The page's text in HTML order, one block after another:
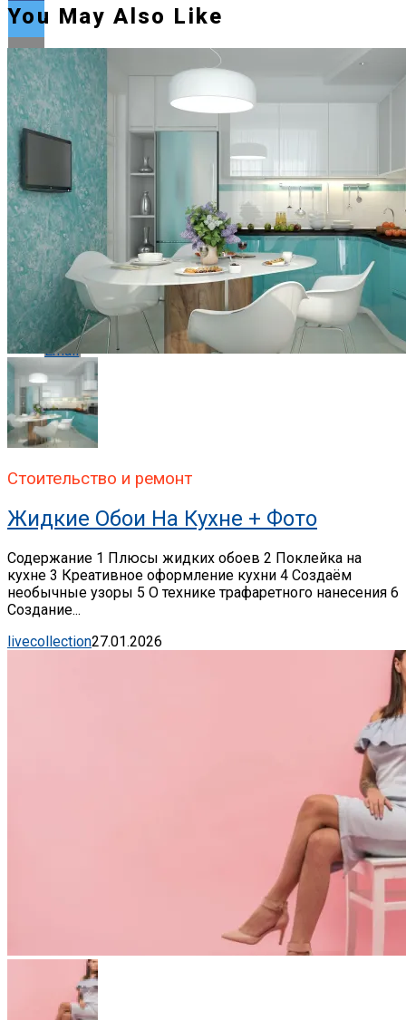
Flipboard
Reddit
Pinterest
Whatsapp
Whatsapp
Email
You May Also Like
Стоительство и ремонт
Жидкие Обои На Кухне + Фото
Содержание 1 Плюсы жидких обоев 2 Поклейка на
кухне 3 Креативное оформление кухни 4 Создаём
необычные узоры 5 О технике трафаретного нанесения 6
Создание...
livecollection27.01.2026